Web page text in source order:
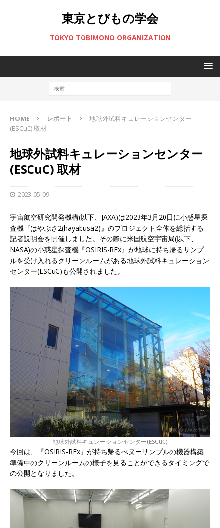
東京とびもの学会
TOKYO TOBIMONO ORGANIZATION
HOME レポート
地球外試料キュレーションセンター
(ESCuC) 取材
地球外試料キュレーションセンター
(ESCuC) 取材
2023-05-09
宇宙航空研究開発機構(以下、JAXA)は2023年3月20日に小惑星探
査機『はやぶさ2(hayabusa2)』のプロジェクト全体を総括する
記者説明会を開催しました。その際に米国航空宇宙局(以下、
NASA)の小惑星探査機『OSIRIS-REx』が地球に持ち帰るサンプ
ルを受け入れるクリーンルームがある地球外試料キュレーション
センター(ESCuC)も公開されました。
地球外試料キュレーションセンター(ESCuC)
今回は、『OSIRIS-REx』が持ち帰るべヌーサンプルの機器構築
準備中のクリーンルームの様子を見ることができるタイミングで
の公開となりました。